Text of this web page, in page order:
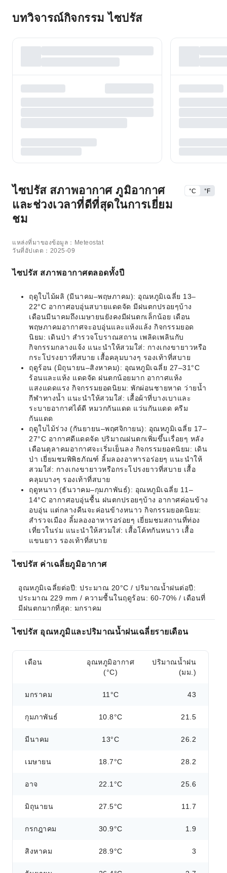
บทวิจารณ์กิจกรรม ไซปรัส
ไซปรัส สภาพอากาศ ภูมิอากาศ
และช่วงเวลาที่ดีที่สุดในการเยี่ยม
ชม
°C °F
แหล่งที่มาของข้อมูล：Meteostat
วันที่อัปเดต：2025-09
ไซปรัส สภาพอากาศตลอดทั้งปี
ฤดูใบไม้ผลิ (มีนาคม–พฤษภาคม): อุณหภูมิเฉลี่ย 13–
22°C อากาศอบอุ่นสบายแดดจัด มีฝนตกปรอยๆบ้าง
เดือนมีนาคมถึงเมษายนยังคงมีฝนตกเล็กน้อย เดือน
พฤษภาคมอากาศจะอบอุ่นและแห้งแล้ง กิจกรรมยอด
นิยม: เดินป่า สำรวจโบราณสถาน เพลิดเพลินกับ
กิจกรรมกลางแจ้ง แนะนำให้สวมใส่: กางเกงขายาวหรือ
กระโปรงยาวที่สบาย เสื้อคลุมบางๆ รองเท้าที่สบาย
ฤดูร้อน (มิถุนายน–สิงหาคม): อุณหภูมิเฉลี่ย 27–31°C
ร้อนและแห้ง แดดจัด ฝนตกน้อยมาก อากาศแห้ง
แสงแดดแรง กิจกรรมยอดนิยม: พักผ่อนชายหาด ว่ายน้ำ
กีฬาทางน้ำ แนะนำให้สวมใส่: เสื้อผ้าที่บางเบาและ
ระบายอากาศได้ดี หมวกกันแดด แว่นกันแดด ครีม
กันแดด
ฤดูใบไม้ร่วง (กันยายน–พฤศจิกายน): อุณหภูมิเฉลี่ย 17–
27°C อากาศดีแดดจัด ปริมาณฝนตกเพิ่มขึ้นเรื่อยๆ หลัง
เดือนตุลาคมอากาศจะเริ่มเย็นลง กิจกรรมยอดนิยม: เดิน
ป่า เยี่ยมชมพิพิธภัณฑ์ ลิ้มลองอาหารอร่อยๆ แนะนำให้
สวมใส่: กางเกงขายาวหรือกระโปรงยาวที่สบาย เสื้อ
คลุมบางๆ รองเท้าที่สบาย
ฤดูหนาว (ธันวาคม–กุมภาพันธ์): อุณหภูมิเฉลี่ย 11–
14°C อากาศอบอุ่นชื้น ฝนตกปรอยๆบ้าง อากาศค่อนข้าง
อบอุ่น แต่กลางคืนจะค่อนข้างหนาว กิจกรรมยอดนิยม:
สำรวจเมือง ลิ้มลองอาหารอร่อยๆ เยี่ยมชมสถานที่ท่อง
เที่ยวในร่ม แนะนำให้สวมใส่: เสื้อโค้ทกันหนาว เสื้อ
แขนยาว รองเท้าที่สบาย
ไซปรัส ค่าเฉลี่ยภูมิอากาศ
อุณหภูมิเฉลี่ยต่อปี: ประมาณ 20°C / ปริมาณน้ำฝนต่อปี:
ประมาณ 229 mm / ความชื้นในฤดูร้อน: 60-70% / เดือนที่
มีฝนตกมากที่สุด: มกราคม
ไซปรัส อุณหภูมิและปริมาณน้ำฝนเฉลี่ยรายเดือน
เดือน
อุณหภูมิอากาศ
(°C)
ปริมาณน้ำฝน
(มม.)
มกราคม 11°C 43
กุมภาพันธ์ 10.8°C 21.5
มีนาคม 13°C 26.2
เมษายน 18.7°C 28.2
อาจ 22.1°C 25.6
มิถุนายน 27.5°C 11.7
กรกฎาคม 30.9°C 1.9
สิงหาคม 28.9°C 3